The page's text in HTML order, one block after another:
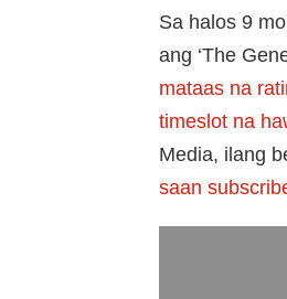
Sa halos 9
ang ‘The
mataas na
timeslot na
Media, ilang
saan